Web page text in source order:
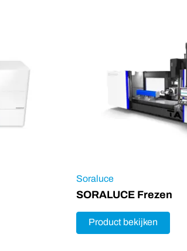
Soraluce
SORALUCE Frezen
Product bekijken